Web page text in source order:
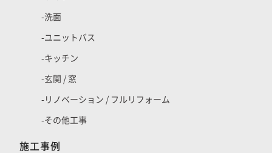
洗面
ユニットバス
キッチン
玄関 / 窓
リノベーション / フルリフォーム
その他工事
施工事例